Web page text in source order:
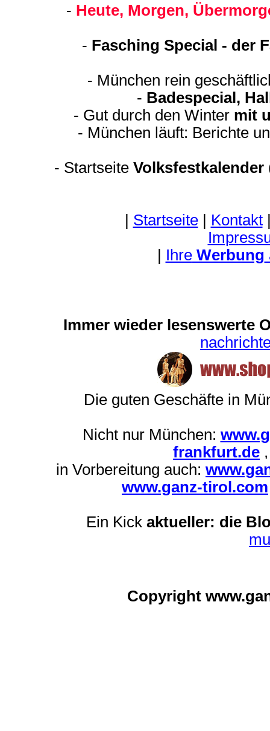
- Heute, Morgen,
- Fasching Special - der
- München rein
- Badespecial,
- Gut durch den Winter mit
- München läuft: Berichte
- Startseite Volksfestkalender
Startseite| Kontakt
IhreWerbung
Immer wieder lesenswerte
Die guten Geschäfte in
Nicht nur München:
frankfurt.de
in Vorbereitung auch:
www.ganz-tirol.com
Ein Kick aktueller: die
Copyright